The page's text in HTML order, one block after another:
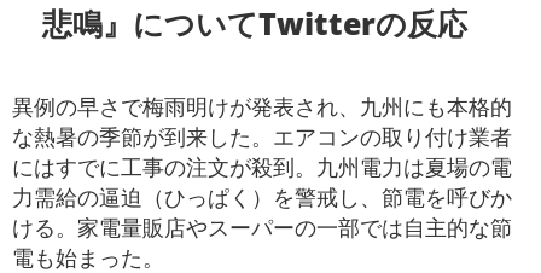
悲鳴』についてTwitterの反応
異例の早さで梅雨明けが発表され、九州にも本格的
な熱暑の季節が到来した。エアコンの取り付け業者
にはすでに工事の注文が殺到。九州電力は夏場の電
力需給の逼迫（ひっぱく）を警戒し、節電を呼びか
ける。家電量販店やスーパーの一部では自主的な節
電も始まった。